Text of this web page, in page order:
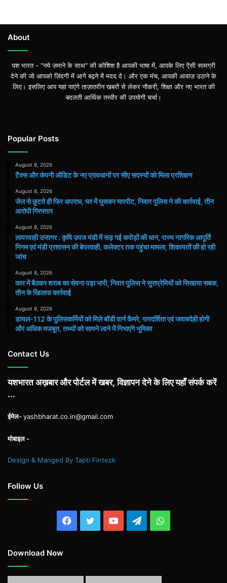
About
यश भारत - "नये ज़माने के साथ" की कोशिश है आपकी भाषा में, आपके लिए ऎसी सामग्री
देने की जो आपको ज़िंदगी में आगे बढ़ने में मदद दे। और एक मंच, आपकी आवाज़ उठाने के
लिए। इसलिए आप यहां पाएंगे ताज़ातरीन खबरों से लेकर नौकरी, शिक्षा और नए भारत की
बदलती आर्थिक तस्वीर की उपयोगी चर्चा।
Popular Posts
August 8, 2026
टैक्स और कंपनी ऑडिट के नए प्रावधानों पर सीए सदस्यों को मिला प्रशिक्षण
August 8, 2026
जेल से छूटते ही फिर अपराध, घर में घुसकर मारपीट, निवार पुलिस ने की कार्रवाई, तीन
आरोपी गिरफ्तार
August 8, 2026
लापरवाही उजागर : कृषि उपज मंडी में सड़ गई करोड़ों की धान, राज्य नागरिक आपूर्ति
निगम एवं मंडी प्रशासन की बेपरवाही, कलेक्टर तक पहुंचा मामला, शिकायतों की हो रही
जांच
August 8, 2026
कार में बैठकर शराब का सेवना पड़ा भारी, निवार पुलिस ने सुराप्रेमियों को सिखाया सबक,
तीन के खिलाफ कार्रवाई
August 8, 2026
डायल-112 के पुलिसकर्मियों को मिले बॉडी वार्न कैमरे, पारदर्शिता एवं जवाबदेही होगी
और अधिक मजबूत, तथ्यों को सामने लाने में निभाएंगे भूमिका
Contact Us
यशभारत अख़बार और पोर्टल में खबर, विज्ञापन देने के लिए यहाँ संपर्क करें
...
ईमेल-yashbharat.co.in@gmail.com
मोबाइल -
Design & Manged By Tapti Finteck
Follow Us
Facebook
TwitterYouTubeTelegramWhatsApp
Download Now